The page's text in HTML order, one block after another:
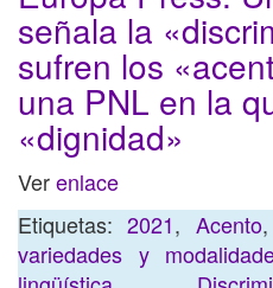
señala la
sufren los
una PNL en la
«dignidad»
Verenlace
Etiquetas:2021, Acento,
variedades y